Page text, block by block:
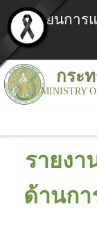
เปลี่ยนการ
กระ
MINISTRY
รายง
ด้านกา